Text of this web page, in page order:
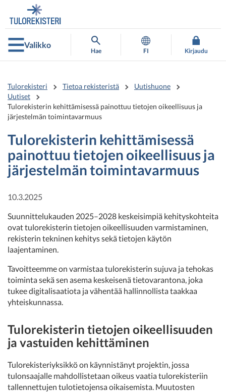
suoraan
sisältöön
koko
sivuston
hakuun
Valikko
Hae FI Kirjaudu
Tulorekisteri Tietoa rekisteristä
Uutishuone
Uutiset
Tulorekisterin kehittämisessä painottuu tietojen oikeellisuus ja
järjestelmän toimintavarmuus
Tulorekisterin kehittämisessä
painottuu tietojen oikeellisuus ja
järjestelmän toimintavarmuus
10.3.2025
Suunnittelukauden 2025–2028 keskeisimpiä kehityskohteita
ovat tulorekisterin tietojen oikeellisuuden varmistaminen,
rekisterin tekninen kehitys sekä tietojen käytön
laajentaminen.
Tavoitteemme on varmistaa tulorekisterin sujuva ja tehokas
toiminta sekä sen asema keskeisenä tietovarantona, joka
tukee digitalisaatiota ja vähentää hallinnollista taakkaa
yhteiskunnassa.
Tulorekisterin tietojen oikeellisuuden
ja vastuiden kehittäminen
Tulorekisteriyksikkö on käynnistänyt projektin, jossa
tulonsaajalle mahdollistetaan oikeus vaatia tulorekisteriin
tallennettujen tulotietojensa oikaisemista. Muutosten